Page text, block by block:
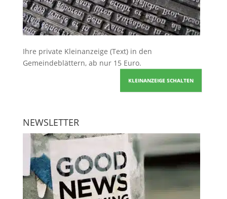
Ihre private Kleinanzeige (Text) in den
Gemeindeblättern, ab nur 15 Euro.
KLEINANZEIGE SCHALTEN
NEWSLETTER